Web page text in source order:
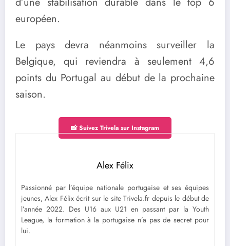
européen.
Le pays devra néanmoins surveiller la
Belgique, qui reviendra à seulement 4,6
points du Portugal au début de la prochaine
saison.
📸 Suivez Trivela sur Instagram
Alex Félix
Passionné par l’équipe nationale portugaise et ses équipes
jeunes, Alex Félix écrit sur le site Trivela.fr depuis le début de
l’année 2022. Des U16 aux U21 en passant par la Youth
League, la formation à la portugaise n’a pas de secret pour
lui.